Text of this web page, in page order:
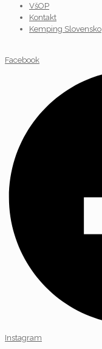
VšOP
Kontakt
Kemping Slovensko
Facebook
Instagram